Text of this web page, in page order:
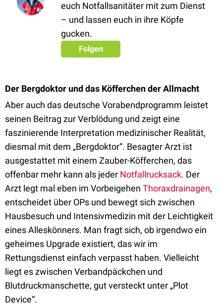
euch Notfallsanitäter mit zum Dienst
– und lassen euch in ihre Köpfe
gucken.
Folgen
Der Bergdoktor und das Köfferchen der Allmacht
Aber auch das deutsche Vorabendprogramm leistet
seinen Beitrag zur Verblödung und zeigt eine
faszinierende Interpretation medizinischer Realität,
diesmal mit dem „Bergdoktor“. Besagter Arzt ist
ausgestattet mit einem Zauber-Köfferchen, das
offenbar mehr kann als jeder Notfallrucksack. Der
Arzt legt mal eben im Vorbeigehen Thoraxdrainagen,
entscheidet über OPs und bewegt sich zwischen
Hausbesuch und Intensivmedizin mit der Leichtigkeit
eines Alleskönners. Man fragt sich, ob irgendwo ein
geheimes Upgrade existiert, das wir im
Rettungsdienst einfach verpasst haben. Vielleicht
liegt es zwischen Verbandpäckchen und
Blutdruckmanschette, gut versteckt unter „Plot
Device“.